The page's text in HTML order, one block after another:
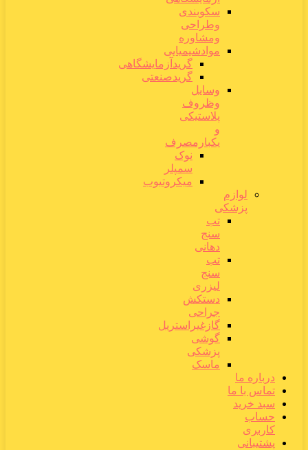
سکوبندی
وطراحی
ومشاوره
موادشیمیایی
گریدآزمایشگاهی
گریدصنعتی
وسایل
وظروف
پلاستیکی
و
یکبارمصرف
نوک
سمپلر
میکروتیوب
لوازم
پزشکی
تب
سنج
دهانی
تب
سنج
لیزری
دستکش
جراحی
گازغیراستریل
گوشی
پزشکی
ماسک
درباره ما
تماس با ما
سبد خرید
حساب
کاربری
پشتیبانی